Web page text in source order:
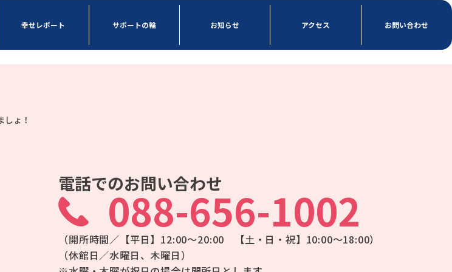
幸せレポート サポートの輪 お知らせ アクセス お問い合わせ
電話でのお問い合わせ
088-656-1002
（開所時間／【平日】12:00～20:00 【土・日・祝】10:00～18:00）
（休館日／水曜日、木曜日）